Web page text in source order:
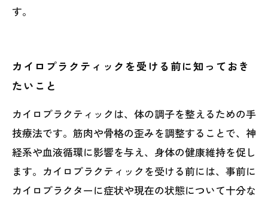
す。
カイロプラクティックを受ける前に知っておき
たいこと
カイロプラクティックは、体の調子を整えるための手
技療法です。筋肉や骨格の歪みを調整することで、神
経系や血液循環に影響を与え、身体の健康維持を促し
ます。カイロプラクティックを受ける前には、事前に
カイロプラクターに症状や現在の状態について十分な